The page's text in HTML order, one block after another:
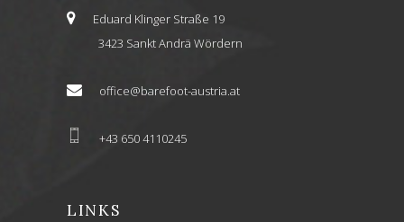
Eduard Klinger Straße 19
3423 Sankt Andrä Wördern
office@barefoot-austria.at
+43 650 4110245
LINKS